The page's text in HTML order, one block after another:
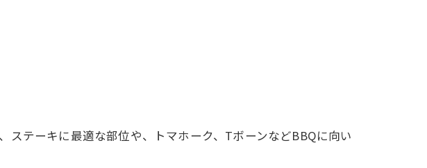
テーキに最適な部位や、トマホーク、TボーンなどBBQに向い